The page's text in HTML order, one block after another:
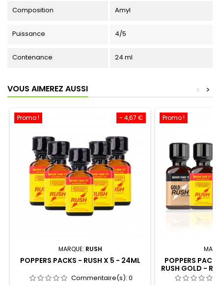
Composition Amyl
Puissance 4/5
Contenance 24 ml
VOUS AIMEREZ AUSSI >
<
- 4,67 €
Promo !
MARQUE: RUSH
POPPERS PACKS - RUSH X 5 - 24ML
Commentaire(s): 0
Promo !
POPPERS
RUSH GOLD -
RUSH -